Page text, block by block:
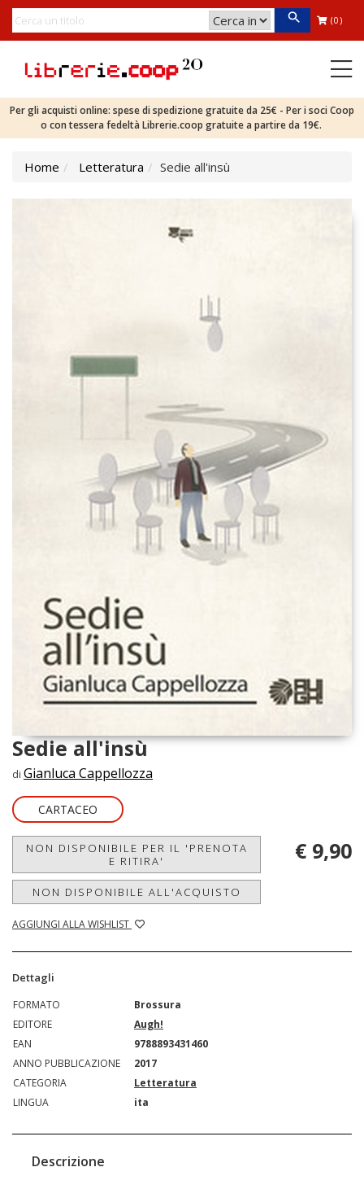
(0)
Per gli acquisti online: spese di spedizione gratuite da 25€ - Per i soci Coop
o con tessera fedeltà Librerie.coop gratuite a partire da 19€.
Home Letteratura Sedie all'insù
Sedie all'insù
di Gianluca Cappellozza
CARTACEO
NON DISPONIBILE PER IL 'PRENOTA
E RITIRA'
NON DISPONIBILE ALL'ACQUISTO
AGGIUNGI ALLA WISHLIST
€ 9,90
Dettagli
FORMATO
Brossura
EDITORE
Augh!
EAN
9788893431460
ANNO PUBBLICAZIONE
2017
CATEGORIA
Letteratura
LINGUA
ita
Descrizione